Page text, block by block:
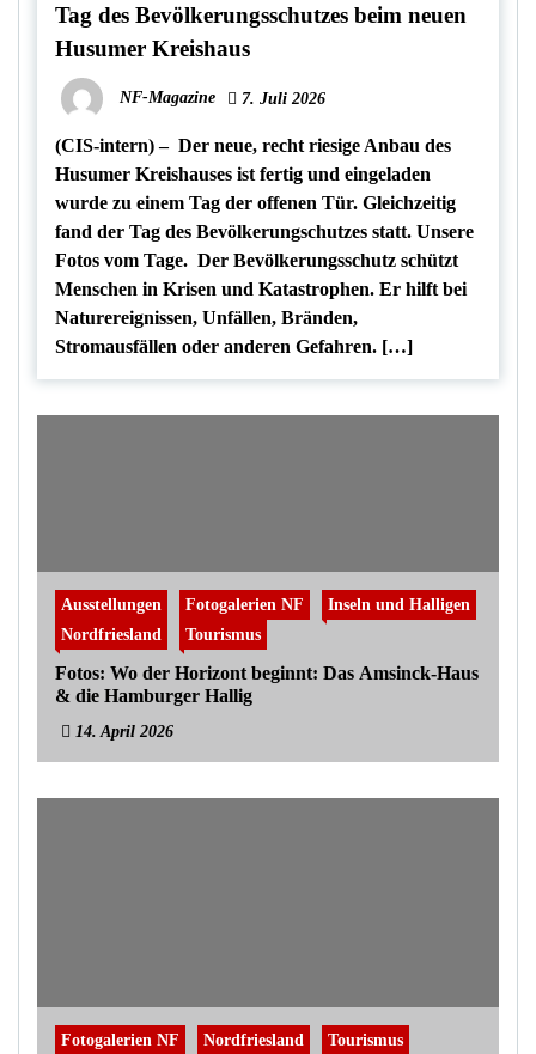
Tag des Bevölkerungsschutzes beim neuen
Husumer Kreishaus
NF-Magazine 7. Juli 2026
(CIS-intern) – Der neue, recht riesige Anbau des
Husumer Kreishauses ist fertig und eingeladen
wurde zu einem Tag der offenen Tür. Gleichzeitig
fand der Tag des Bevölkerungschutzes statt. Unsere
Fotos vom Tage. Der Bevölkerungsschutz schützt
Menschen in Krisen und Katastrophen. Er hilft bei
Naturereignissen, Unfällen, Bränden,
Stromausfällen oder anderen Gefahren. […]
Ausstellungen Fotogalerien NF
Inseln und Halligen
Nordfriesland
Tourismus
Fotos: Wo der Horizont beginnt: Das Amsinck-Haus
& die Hamburger Hallig
14. April 2026
Fotogalerien NF Nordfriesland Tourismus